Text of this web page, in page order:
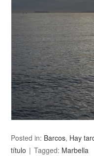
Posted in: Barcos, Hay
título
Tagged: Marbella